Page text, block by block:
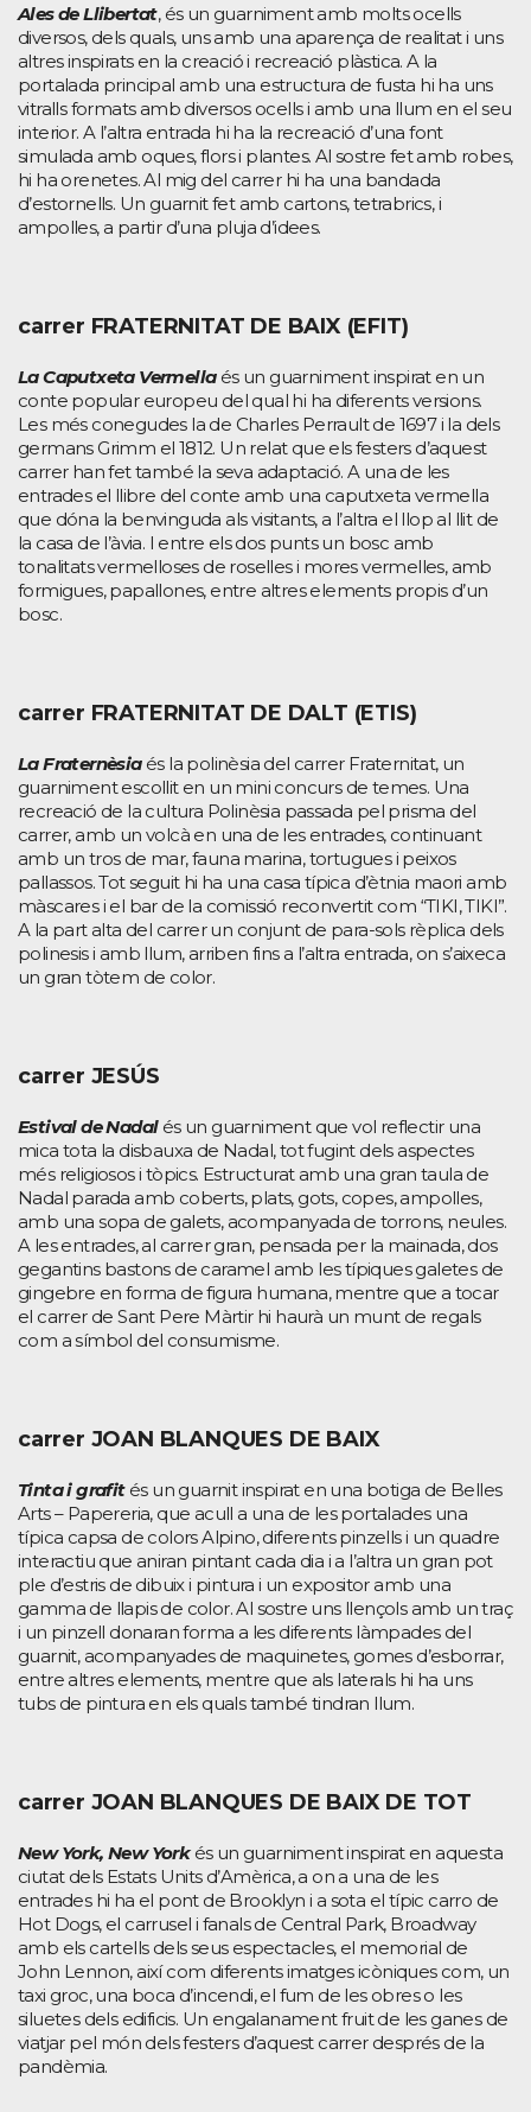
Ales de Llibertat, és un guarniment amb molts ocells
diversos, dels quals, uns amb una aparença de realitat i uns
altres inspirats en la creació i recreació plàstica. A la
portalada principal amb una estructura de fusta hi ha uns
vitralls formats amb diversos ocells i amb una llum en el seu
interior. A l’altra entrada hi ha la recreació d’una font
simulada amb oques, flors i plantes. Al sostre fet amb robes,
hi ha orenetes. Al mig del carrer hi ha una bandada
d’estornells. Un guarnit fet amb cartons, tetrabrics, i
ampolles, a partir d’una pluja d’idees.
carrer FRATERNITAT DE BAIX (EFIT)
La Caputxeta Vermellaés un guarniment inspirat en un
conte popular europeu del qual hi ha diferents versions.
Les més conegudes la de Charles Perrault de 1697 i la dels
germans Grimm el 1812. Un relat que els festers d’aquest
carrer han fet també la seva adaptació. A una de les
entrades el llibre del conte amb una caputxeta vermella
que dóna la benvinguda als visitants, a l’altra el llop al llit de
la casa de l’àvia. I entre els dos punts un bosc amb
tonalitats vermelloses de roselles i mores vermelles, amb
formigues, papallones, entre altres elements propis d’un
bosc.
carrer FRATERNITAT DE DALT (ETIS)
La Fraternèsiaés la polinèsia del carrer Fraternitat, un
guarniment escollit en un mini concurs de temes. Una
recreació de la cultura Polinèsia passada pel prisma del
carrer, amb un volcà en una de les entrades, continuant
amb un tros de mar, fauna marina, tortugues i peixos
pallassos. Tot seguit hi ha una casa típica d’ètnia maori amb
màscares i el bar de la comissió reconvertit com “TIKI, TIKI”.
A la part alta del carrer un conjunt de para-sols rèplica dels
polinesis i amb llum, arriben fins a l’altra entrada, on s’aixeca
un gran tòtem de color.
carrer JESÚS
Estival de Nadalés un guarniment que vol reflectir una
mica tota la disbauxa de Nadal, tot fugint dels aspectes
més religiosos i tòpics. Estructurat amb una gran taula de
Nadal parada amb coberts, plats, gots, copes, ampolles,
amb una sopa de galets, acompanyada de torrons, neules.
A les entrades, al carrer gran, pensada per la mainada, dos
gegantins bastons de caramel amb les típiques galetes de
gingebre en forma de figura humana, mentre que a tocar
el carrer de Sant Pere Màrtir hi haurà un munt de regals
com a símbol del consumisme.
carrer JOAN BLANQUES DE BAIX
Tinta i grafités un guarnit inspirat en una botiga de Belles
Arts – Papereria, que acull a una de les portalades una
típica capsa de colors Alpino, diferents pinzells i un quadre
interactiu que aniran pintant cada dia i a l’altra un gran pot
ple d’estris de dibuix i pintura i un expositor amb una
gamma de llapis de color. Al sostre uns llençols amb un traç
i un pinzell donaran forma a les diferents làmpades del
guarnit, acompanyades de maquinetes, gomes d’esborrar,
entre altres elements, mentre que als laterals hi ha uns
tubs de pintura en els quals també tindran llum.
carrer JOAN BLANQUES DE BAIX DE TOT
New York, New Yorkés un guarniment inspirat en aquesta
ciutat dels Estats Units d’Amèrica, a on a una de les
entrades hi ha el pont de Brooklyn i a sota el típic carro de
Hot Dogs, el carrusel i fanals de Central Park, Broadway
amb els cartells dels seus espectacles, el memorial de
John Lennon, així com diferents imatges icòniques com, un
taxi groc, una boca d’incendi, el fum de les obres o les
siluetes dels edificis. Un engalanament fruit de les ganes de
viatjar pel món dels festers d’aquest carrer després de la
pandèmia.